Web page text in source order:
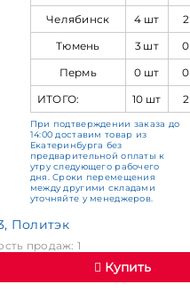
Челябинск
4 шт
Тюмень
3 шт
Пермь
0 шт
ИТОГО:
10 шт
При подтверждении заказа до
14:00 доставим товар из
Екатеринбурга без
предварительной оплаты к
утру следующего рабочего
дня. Сроки перемещения
между другими складами
уточняйте у менеджеров.
Политэк
продаж: 1
Купить